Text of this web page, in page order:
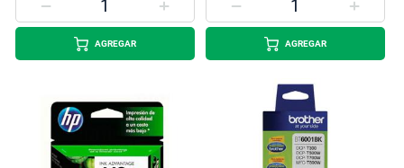
AGREGAR AGREGAR